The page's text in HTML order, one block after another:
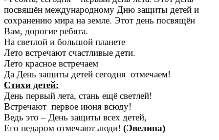
посвящён международному Дню защиты детей и
сохранению мира на земле. Этот день посвящён
Вам, дорогие ребята.
На светлой и большой планете
Лето встречают счастливые дети.
Лето красное встречаем
Да День защиты детей сегодня отмечаем!
Стихи детей:
День первый лета, стань ещё светлей!
Встречают первое июня всюду!
Ведь это – День защиты всех детей,
Его недаром отмечают люди! (Эвелина)